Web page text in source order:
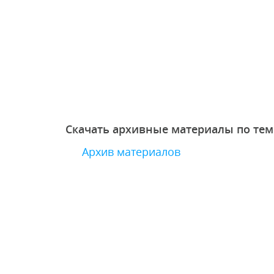
Скачать архивные материалы по
Архив материалов